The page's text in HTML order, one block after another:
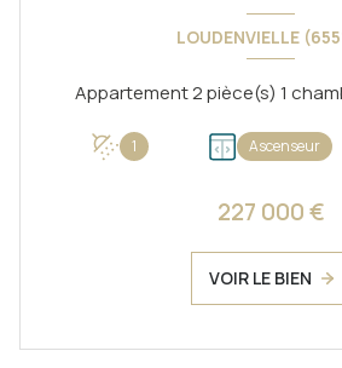
LOUDENVIELLE
1 Ascenseur
227 000 €
VOIR LE BIEN